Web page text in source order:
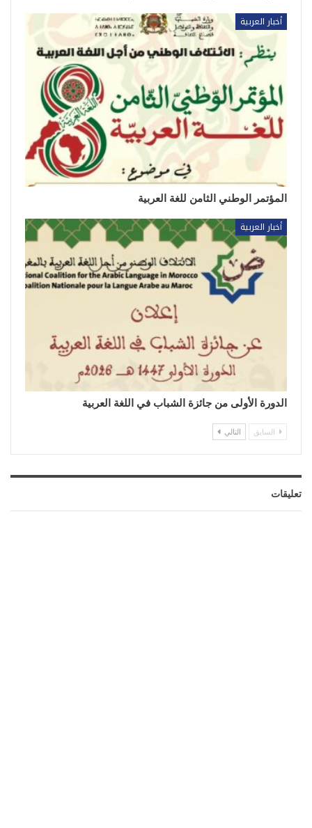
أخبار العربية
المؤتمر الوطني الثامن للغة العربية
أخبار العربية
الدورة الأولى من جائزة الشباب في اللغة العربية
السابق التالي
تعليقات